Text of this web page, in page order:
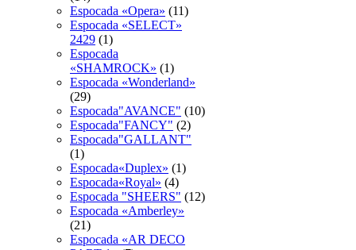
Espocada «Opera» (11)
Espocada «SELECT»
2429 (1)
Espocada
«SHAMROCK» (1)
Espocada «Wonderland»
(29)
Espocada"AVANCE" (10)
Espocada"FANCY" (2)
Espocada"GALLANT"
(1)
Espocada«Duplex» (1)
Espocada«Royal» (4)
Espocadа "SHEERS" (12)
Espocadа «Amberley»
(21)
Espocadа «AR DECO